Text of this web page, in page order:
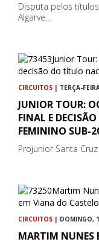
Disputa pelos
Algarve...
CIRCUITOS | TERÇA-
JUNIOR TOUR:
FINAL E
FEMININO SUB-
Projunior Santa
CIRCUITOS | DOMINGO,
MARTIM NUNES